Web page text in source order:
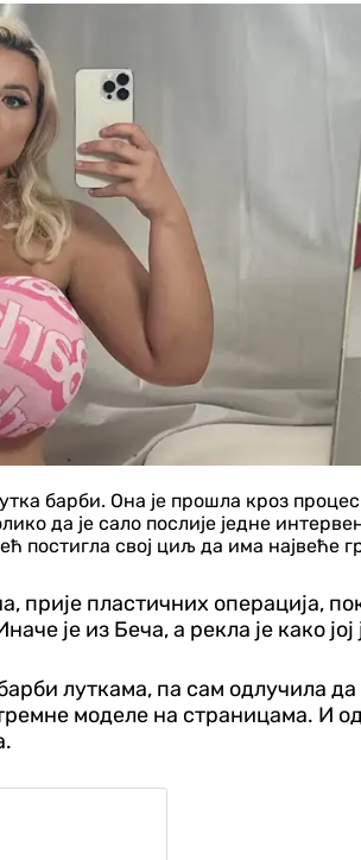
барби. Она је прошла кроз
да је сало послије једне
постигла свој циљ да има највеће
прије пластичних операција,
је из Беча, а рекла је како
луткама, па сам одлучила
моделе на страницама. И од